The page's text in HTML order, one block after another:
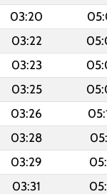
03:20
03:22
03:23
03:25
03:26
03:28
03:29
03:31